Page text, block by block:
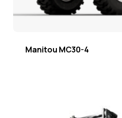
Manitou MC30-4